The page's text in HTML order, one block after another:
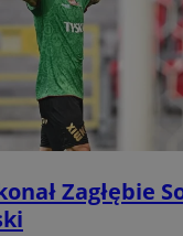
Zagłębie